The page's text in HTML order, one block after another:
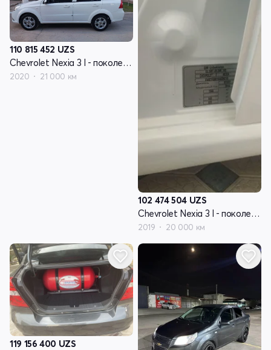
110 815 452 UZS
Chevrolet Nexia 3 I - поколение
2020 21 000 км
102 474 504 UZS
Chevrolet Nexia 3 I - поколение
2019 20 000 км
119 156 400 UZS